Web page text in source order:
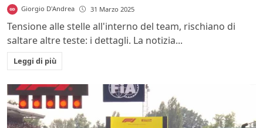
Giorgio D'Andrea 31 Marzo 2025
Tensione alle stelle all'interno del team, rischiano di
saltare altre teste: i dettagli. La notizia...
Leggi di più